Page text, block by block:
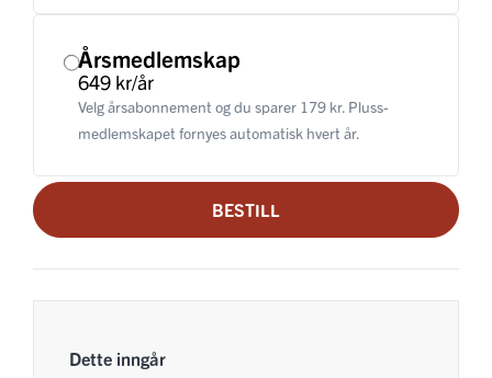
Årsmedlemskap
649 kr/år
Velg årsabonnement og du sparer 179 kr. Pluss-
medlemskapet fornyes automatisk hvert år.
BESTILL
Dette inngår